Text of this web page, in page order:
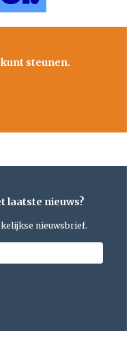
steunen.
laatste nieuws?
nieuwsbrief.